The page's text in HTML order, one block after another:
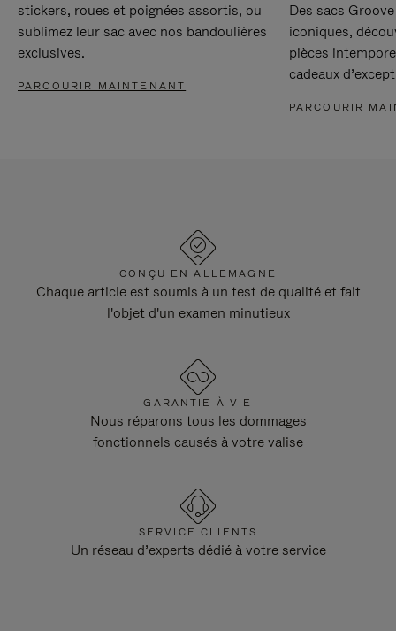
stickers, roues et poignées assortis, ou
sublimez leur sac avec nos bandoulières
exclusives.
PARCOURIR MAINTENANT
Des sacs
iconiques,
pièces
cadeaux
PARCOURIR
CONÇU EN ALLEMAGNE
Chaque article est soumis à un test de qualité et fait
l'objet d'un examen minutieux
GARANTIE À VIE
Nous réparons tous les dommages
fonctionnels causés à votre valise
SERVICE CLIENTS
Un réseau d’experts dédié à votre service